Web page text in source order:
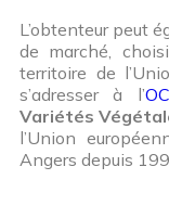
L’obtenteur peut
de marché,
territoire de
s’adresser à l’
Variétés
l’Union
Angers depuis